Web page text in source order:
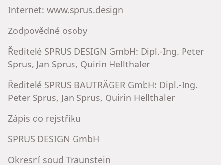
Internet: www.sprus.design
Zodpovědné osoby
Ředitelé SPRUS DESIGN GmbH: Dipl.-Ing. Peter
Sprus, Jan Sprus, Quirin Hellthaler
Ředitelé SPRUS BAUTRÄGER GmbH: Dipl.-Ing.
Peter Sprus, Jan Sprus, Quirin Hellthaler
Zápis do rejstříku
SPRUS DESIGN GmbH
Okresní soud Traunstein